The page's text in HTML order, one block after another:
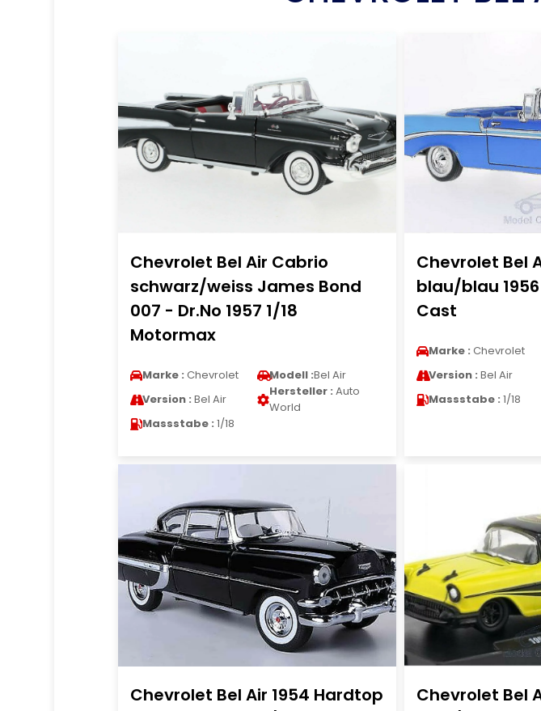
Chevrolet Bel Air Cabrio
schwarz/weiss James Bond
007 - Dr.No 1957 1/18
Motormax
Marke : Chevrolet Modell :Bel Air
Version : Bel Air
Hersteller : Auto
World
Massstabe : 1/18
Chevrolet Bel
blau/blau 1956
Cast
Marke : Chevrolet
Version : Bel Air
Massstabe : 1/18
Chevrolet Bel Air 1954 Hardtop
Chevrolet Bel